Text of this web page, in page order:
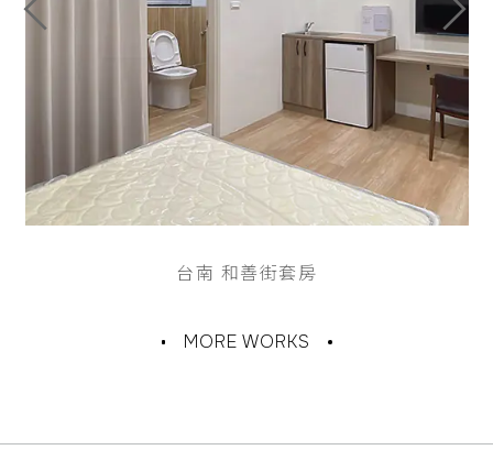
台南 和善街套房
MORE WORKS